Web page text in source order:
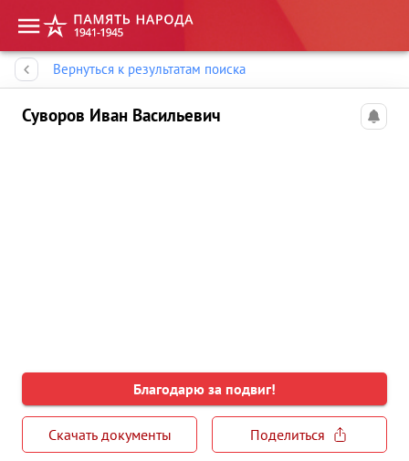
Вернуться к результатам поиска
Суворов Иван Васильевич
Благодарю за подвиг!
Скачать документы
Поделиться
Память народа